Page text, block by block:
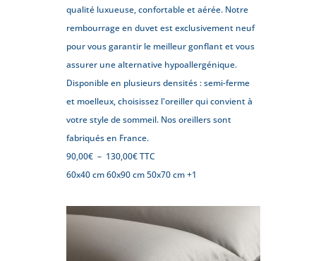
qualité luxueuse, confortable et aérée. Notre
rembourrage en duvet est exclusivement neuf
pour vous garantir le meilleur gonflant et vous
assurer une alternative hypoallergénique.
Disponible en plusieurs densités : semi-ferme
et moelleux, choisissez l'oreiller qui convient à
votre style de sommeil. Nos oreillers sont
fabriqués en France.
90,00€ – 130,00€Plage
de
90,00€
TTC
60x40 cm60x90 cm50x70 cm+1